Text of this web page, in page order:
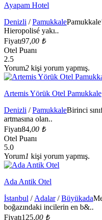
Ayapam Hotel
Denizli /Pamukkale
Hieropolisé yakı..
Fiyatı97,00 ₺
Otel Puanı
2.5
Yorum2 kişi yorum yapmış.
Artemis Yörük Otel Pamukkale
Denizli /PamukkaleBirinci
artmasına olan..
Fiyatı84,00 ₺
Otel Puanı
5.0
Yorum1 kişi yorum yapmış.
Ada Antik Otel
İstanbul / Adalar/Büyükada
boğazındaki incilerin en b&..
Fiyatı125,00 ₺